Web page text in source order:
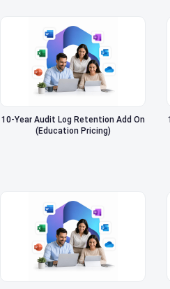
10-Year Audit Log Retention Add On
(Education Pricing)